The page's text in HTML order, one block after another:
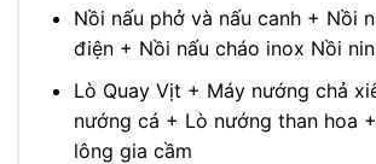
Nồi nấu phở và nấu canh + Nồi
điện + Nồi nấu cháo inox Nồi
Lò Quay Vịt + Máy nướng chả
nướng cá + Lò nướng than hoa
lông gia cầm